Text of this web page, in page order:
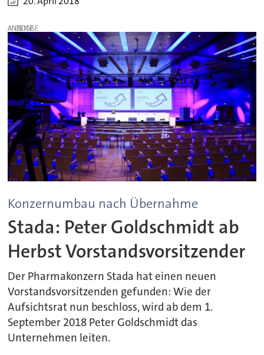
ANZEIGE
Konzernumbau nach Übernahme
Stada: Peter Goldschmidt ab
Herbst Vorstandsvorsitzender
Der Pharmakonzern Stada hat einen neuen
Vorstandsvorsitzenden gefunden: Wie der
Aufsichtsrat nun beschloss, wird ab dem 1.
September 2018 Peter Goldschmidt das
Unternehmen leiten.